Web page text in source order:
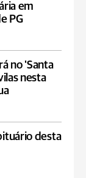
em
PG
no 'Santa
nesta
desta